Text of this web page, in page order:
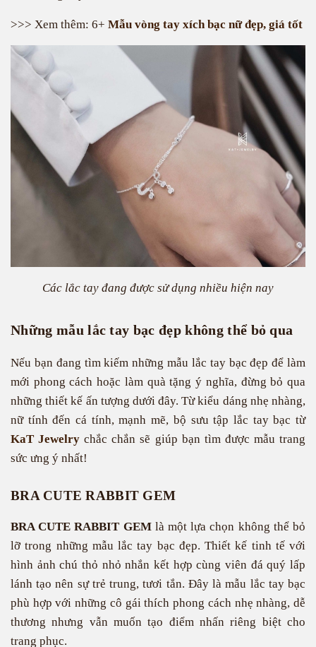
>>> Xem thêm: 6+ Mẫu vòng tay xích bạc nữ đẹp, giá tốt
Các lắc tay đang được sử dụng nhiều hiện nay
Những mẫu lắc tay bạc đẹp không thể bỏ qua
Nếu bạn đang tìm kiếm những mẫu lắc tay bạc đẹp để làm
mới phong cách hoặc làm quà tặng ý nghĩa, đừng bỏ qua
những thiết kế ấn tượng dưới đây. Từ kiểu dáng nhẹ nhàng,
nữ tính đến cá tính, mạnh mẽ, bộ sưu tập lắc tay bạc từ
KaT Jewelry chắc chắn sẽ giúp bạn tìm được mẫu trang
sức ưng ý nhất!
BRA CUTE RABBIT GEM
BRA CUTE RABBIT GEMlà một lựa chọn không thể bỏ
lỡ trong những mẫu lắc tay bạc đẹp​. Thiết kế tinh tế với
hình ảnh chú thỏ nhỏ nhắn kết hợp cùng viên đá quý lấp
lánh tạo nên sự trẻ trung, tươi tắn. Đây là mẫu lắc tay bạc
phù hợp với những cô gái thích phong cách nhẹ nhàng, dễ
thương nhưng vẫn muốn tạo điểm nhấn riêng biệt cho
trang phục.